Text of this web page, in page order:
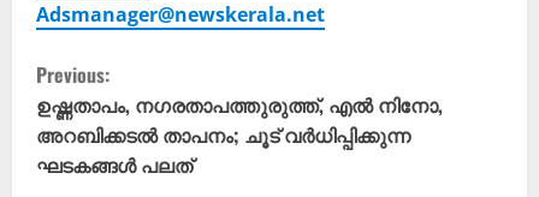
Adsmanager@newskerala.net
C
o
n
Previous:
ഉഷ്ണതാപം, നഗരതാപത്തുരുത്ത്, എൽ നിനോ,
അറബിക്കടൽ താപനം; ചൂട് വർധിപ്പിക്കുന്ന
ഘടകങ്ങൾ പലത്